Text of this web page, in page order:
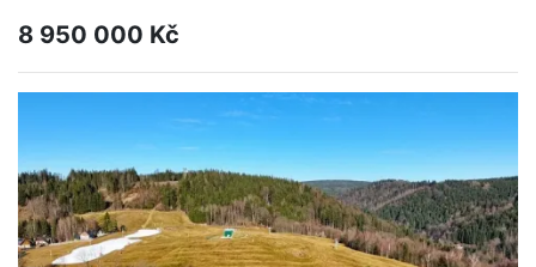
8 950 000 Kč